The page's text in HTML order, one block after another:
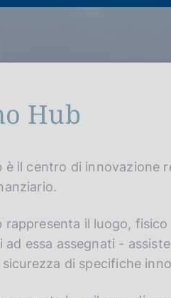
Hub
è il centro di innovazione
rappresenta il luogo,
ad essa assegnati -
sicurezza di specifiche